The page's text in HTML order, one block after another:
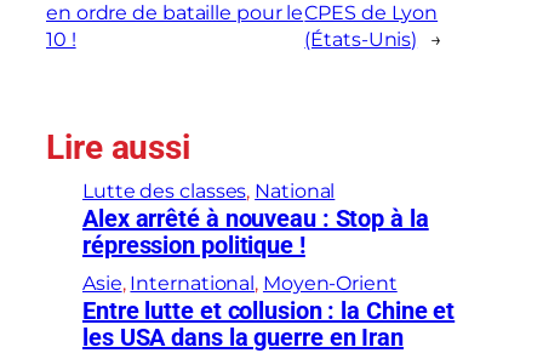
en ordre de bataille pour le
10 !
CPES de Lyon
(États-Unis)
→
Lire aussi
Lutte des classes, National
Alex arrêté à nouveau : Stop à la
répression politique !
Asie, International, Moyen-Orient
Entre lutte et collusion : la Chine et
les USA dans la guerre en Iran